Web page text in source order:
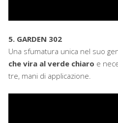
5. GARDEN 302
Una sfumatura unica nel suo
che vira al verde chiaro e
tre, mani di applicazione.